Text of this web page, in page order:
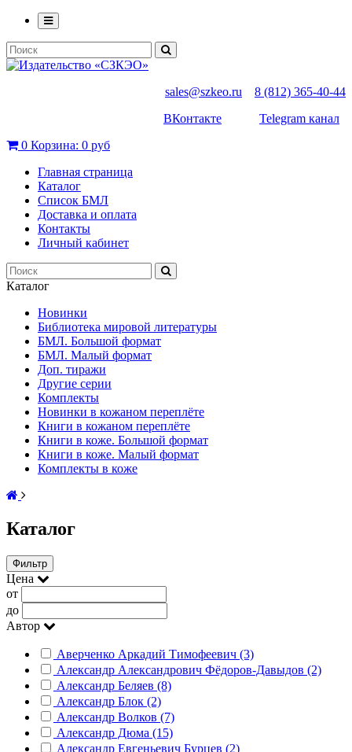
sales@szkeo.ru
8 (812) 365-40-44
ВКонтакте
Telegram канал
0 Корзина: 0 руб
Главная страница
Каталог
Список БМЛ
Доставка и оплата
Контакты
Личный кабинет
Каталог
Новинки
Библиотека мировой литературы
БМЛ. Большой формат
БМЛ. Малый формат
Доп. тиражи
Другие серии
Комплекты
Новинки в кожаном переплёте
Книги в кожаном переплёте
Книги в коже. Большой формат
Книги в коже. Малый формат
Комплекты в коже
Каталог
Фильтр
Цена
от
до
Автор
Аверченко Аркадий Тимофеевич (3)
Александр Александрович Фёдоров-Давыдов (2)
Александр Беляев (8)
Александр Блок (2)
Александр Волков (7)
Александр Дюма (15)
Александр Евгеньевич Бурцев (2)